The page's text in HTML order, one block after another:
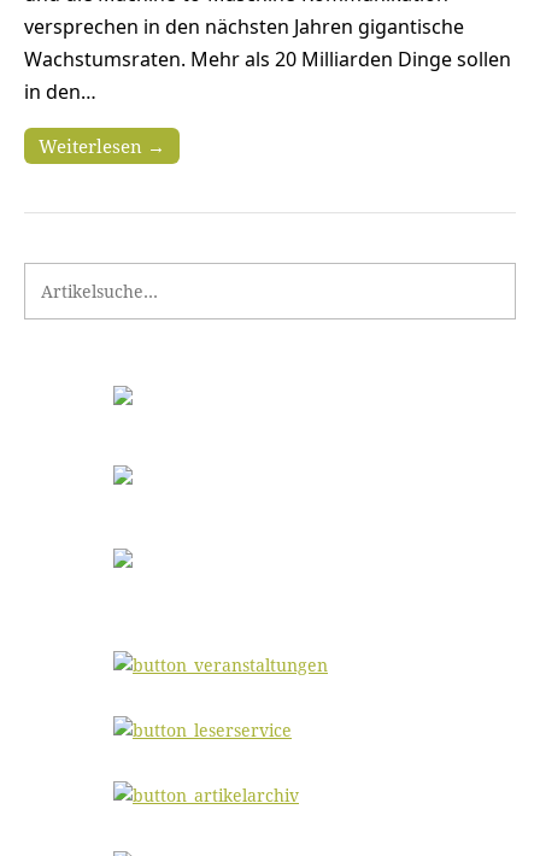
versprechen in den nächsten Jahren gigantische
Wachstumsraten. Mehr als 20 Milliarden Dinge sollen
in den…
Weiterlesen →